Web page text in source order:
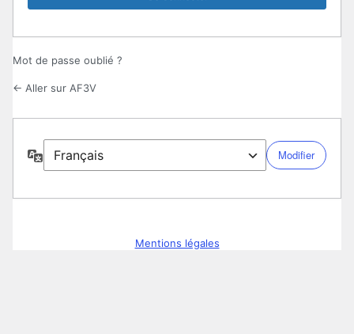
Mot de passe oublié ?
← Aller sur AF3V
Langue
Mentions légales